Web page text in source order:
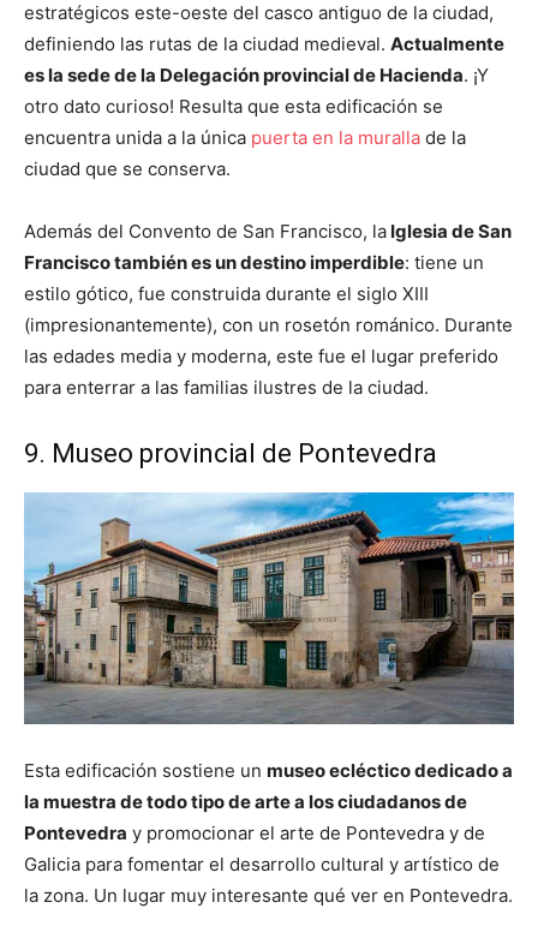
estratégicos este-oeste del casco antiguo de la ciudad,
definiendo las rutas de la ciudad medieval. Actualmente
es la sede de la Delegación provincial de Hacienda. ¡Y
otro dato curioso! Resulta que esta edificación se
encuentra unida a la única puerta en la muralla de la
ciudad que se conserva.
Además del Convento de San Francisco, la Iglesia de San
Francisco también es un destino imperdible: tiene un
estilo gótico, fue construida durante el siglo XIII
(impresionantemente), con un rosetón románico. Durante
las edades media y moderna, este fue el lugar preferido
para enterrar a las familias ilustres de la ciudad.
9. Museo provincial de Pontevedra
Esta edificación sostiene un museo ecléctico dedicado a
la muestra de todo tipo de arte a los ciudadanos de
Pontevedra y promocionar el arte de Pontevedra y de
Galicia para fomentar el desarrollo cultural y artístico de
la zona. Un lugar muy interesante qué ver en Pontevedra.